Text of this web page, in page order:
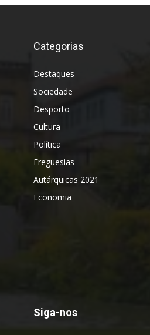
Categorias
Destaques
Sociedade
Desporto
Cultura
Política
Freguesias
Autárquicas 2021
Economia
Siga-nos